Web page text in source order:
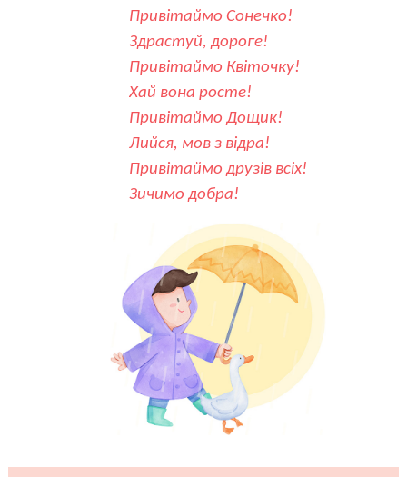
Привітаймо Сонечко!
Здрастуй, дороге!
Привітаймо Квіточку!
Хай вона росте!
Привітаймо Дощик!
Лийся, мов з відра!
Привітаймо друзів всіх!
Зичимо добра!